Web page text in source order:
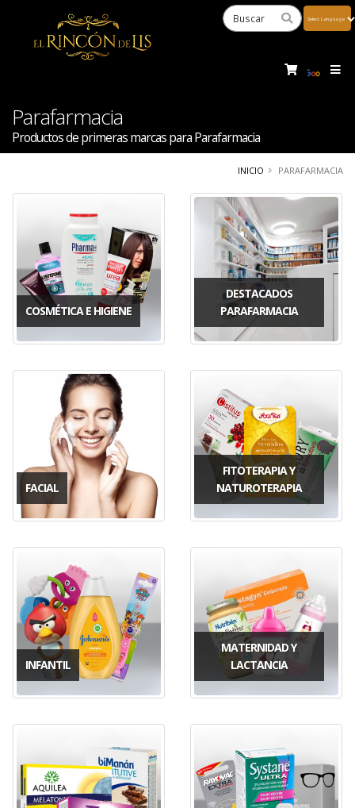
Parafarmacia
Productos de primeras marcas para Parafarmacia
INICIO PARAFARMACIA
COSMÉTICA E HIGIENE
DESTACADOS
PARAFARMACIA
FACIAL
FITOTERAPIA Y
NATUROTERAPIA
INFANTIL
MATERNIDAD Y
LACTANCIA